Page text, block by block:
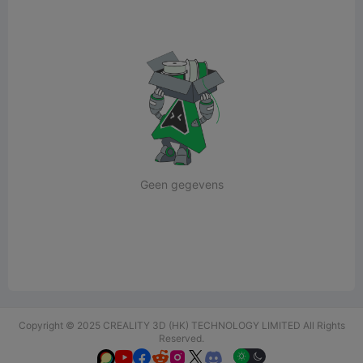
Geen gegevens
Copyright © 2025 CREALITY 3D (HK) TECHNOLOGY LIMITED All Rights
Reserved.
  